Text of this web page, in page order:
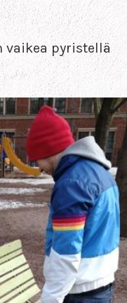
vaikea pyristellä